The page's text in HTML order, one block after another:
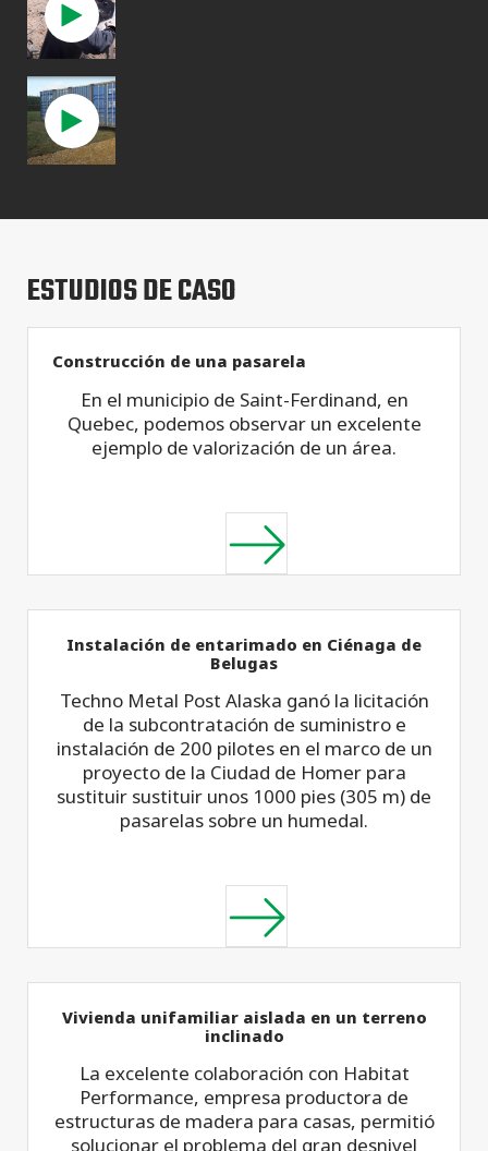
ESTUDIOS DE CASO
Construcción de una pasarela
En el municipio de Saint-Ferdinand, en
Quebec, podemos observar un excelente
ejemplo de valorización de un área.
Instalación de entarimado en Ciénaga de
Belugas
Techno Metal Post Alaska ganó la licitación
de la subcontratación de suministro e
instalación de 200 pilotes en el marco de un
proyecto de la Ciudad de Homer para
sustituir sustituir unos 1000 pies (305 m) de
pasarelas sobre un humedal.
Vivienda unifamiliar aislada en un terreno
inclinado
La excelente colaboración con Habitat
Performance, empresa productora de
estructuras de madera para casas, permitió
solucionar el problema del gran desnivel